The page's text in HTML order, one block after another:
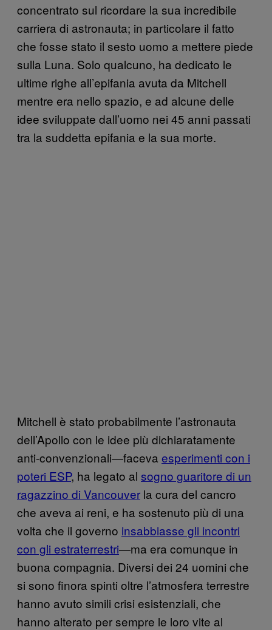
concentrato sul ricordare la sua incredibile
carriera di astronauta; in particolare il fatto
che fosse stato il sesto uomo a mettere piede
sulla Luna. Solo qualcuno, ha dedicato le
ultime righe all’epifania avuta da Mitchell
mentre era nello spazio, e ad alcune delle
idee sviluppate dall’uomo nei 45 anni passati
tra la suddetta epifania e la sua morte.
Mitchell è stato probabilmente l’astronauta
dell’Apollo con le idee più dichiaratamente
anti-convenzionali—faceva esperimenti con i
poteri ESP, ha legato al sogno guaritore di un
ragazzino di Vancouver la cura del cancro
che aveva ai reni, e ha sostenuto più di una
volta che il governo insabbiasse gli incontri
con gli estraterrestri—ma era comunque in
buona compagnia. Diversi dei 24 uomini che
si sono finora spinti oltre l’atmosfera terrestre
hanno avuto simili crisi esistenziali, che
hanno alterato per sempre le loro vite al